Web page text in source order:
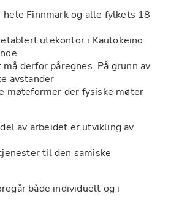
hele Finnmark og alle fylkets 18
utekontor i Kautokeino
derfor påregnes. På grunn av
avstander
møteformer der fysiske møter
av arbeidet er utvikling av
til den samiske
både individuelt og i